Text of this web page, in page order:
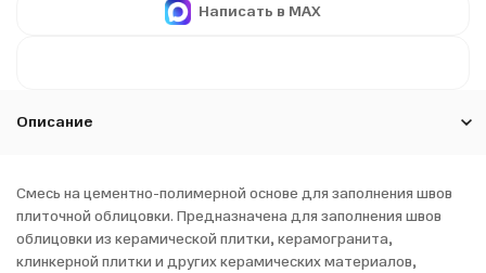
Написать в MAX
Описание
Смесь на цементно-полимерной основе для заполнения швов
плиточной облицовки. Предназначена для заполнения швов
облицовки из керамической плитки, керамогранита,
клинкерной плитки и других керамических материалов,